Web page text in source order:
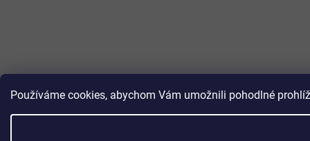
Používáme cookies, abychom Vám umožnili pohodlné